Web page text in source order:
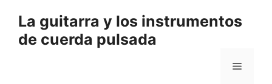
contenido
La guitarra y los instrumentos
de cuerda pulsada
Menú